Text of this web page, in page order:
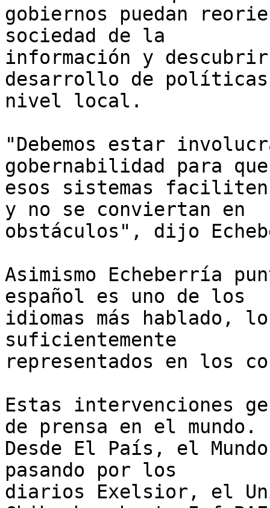
gobiernos puedan
sociedad de la
información y
desarrollo de
nivel local.
"Debemos estar
gobernabilidad para
esos sistemas
y no se conviertan en
obstáculos", dijo
Asimismo Echeberría
español es uno de los
idiomas más hablado,
suficientemente
representados en los
Estas intervenciones
de prensa en el mundo.
Desde El País, el
pasando por los
diarios Exelsior, el